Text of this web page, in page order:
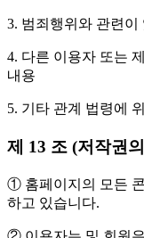
3. 범죄행위와 관련
4. 다른 이용자 또는
내용
5. 기타 관계 법령에
제 13 조 (저작권
① 홈페이지의 모든
하고 있습니다.